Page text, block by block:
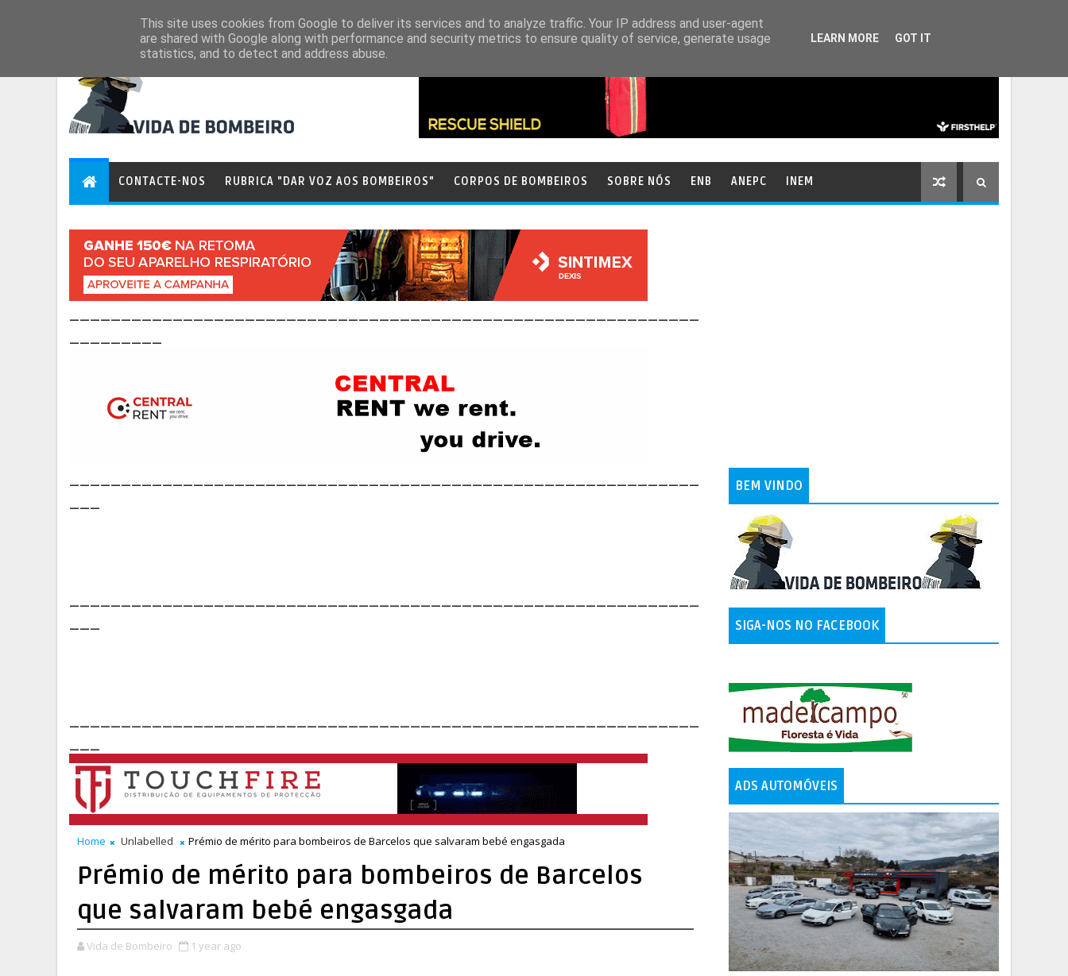
CONTACTE-NOS RUBRICA "DAR VOZ AOS BOMBEIROS" CORPOS DE BOMBEIROS SOBRE NÓS ENB ANEPC INEM
Home Unlabelled Prémio de mérito para bombeiros de Barcelos que salvaram bebé engasgada
Prémio de mérito para bombeiros de Barcelos
que salvaram bebé engasgada
Vida de Bombeiro 1 year ago
BEM VINDO
SIGA-NOS NO FACEBOOK
ADS AUTOMÓVEIS
This site uses cookies from Google to deliver its services and to analyze traffic. Your IP address and user-agent
are shared with Google along with performance and security metrics to ensure quality of service, generate usage
statistics, and to detect and address abuse.
LEARN MORE GOT IT